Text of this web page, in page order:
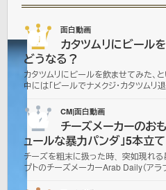
車
を
川
に
01 面白動画
カタツムリにビール
どうなる？
カタツムリにビールを飲ませてみた、
中には「ビールでナメクジ・カタツムリ
02 CM|面白動画
チーズメーカーのお
ュールな暴力パンダ」5本立て
チーズを粗末に扱った時、突如現れる
プトのチーズメーカーArab Daily（ア